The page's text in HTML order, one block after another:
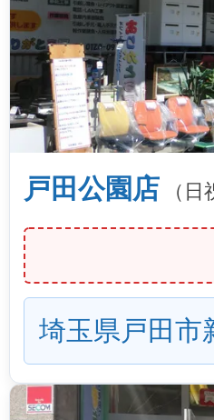
戸田公園店 （日
埼玉県戸田市